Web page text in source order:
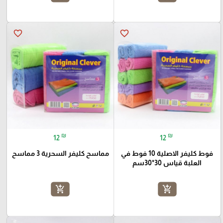
favorite_border
12 ₪
فوط كليفر الاصلية 10 فوط في
العلبة قياس 30*30سم
add_shopping_cart
favorite_border
12 ₪
مماسح كليفر السحرية 3 مماسح
add_shopping_cart